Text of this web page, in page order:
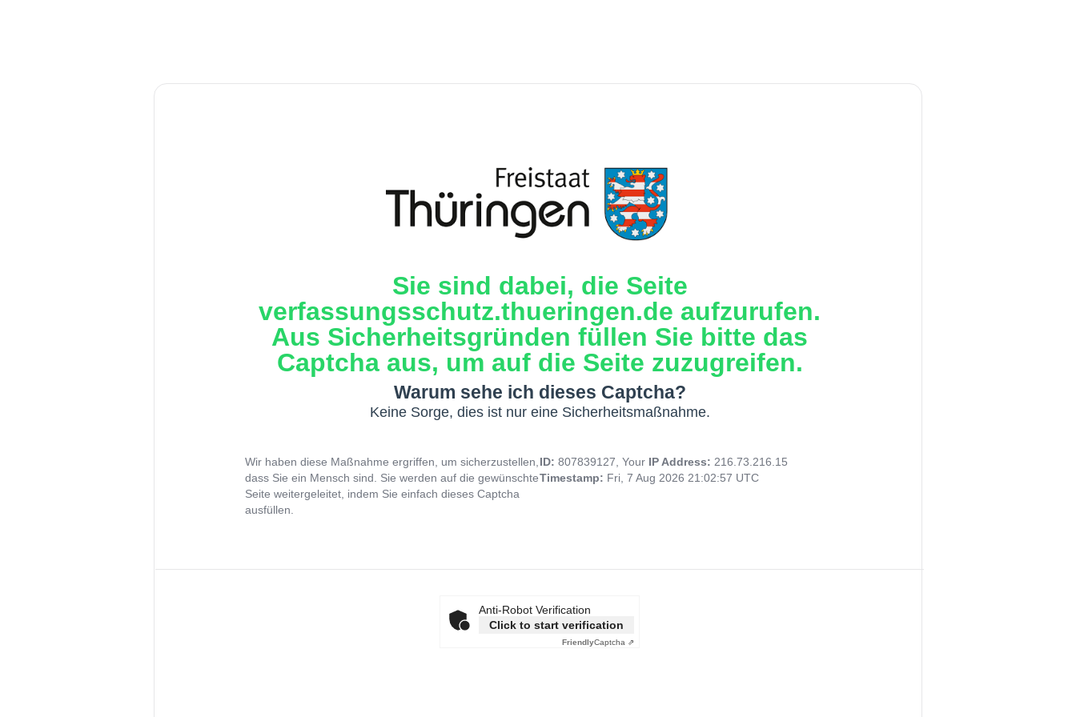
Sie sind dabei, die Seite
verfassungsschutz.thueringen.de aufzurufen.
Aus Sicherheitsgründen füllen Sie bitte das
Captcha aus, um auf die Seite zuzugreifen.
Warum sehe ich dieses Captcha?
Keine Sorge, dies ist nur eine Sicherheitsmaßnahme.
Wir haben diese Maßnahme ergriffen, um sicherzustellen,
dass Sie ein Mensch sind. Sie werden auf die gewünschte
Seite weitergeleitet, indem Sie einfach dieses Captcha
ausfüllen.
ID: 807839127, Your IP Address: 216.73.216.15
Timestamp: Fri, 7 Aug 2026 21:02:57 UTC
Anti-Robot Verification
Click to start verification
FriendlyCaptcha ⇗